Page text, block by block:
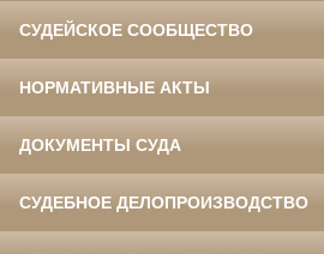
СУДЕЙСКОЕ СООБЩЕСТВО
НОРМАТИВНЫЕ АКТЫ
ДОКУМЕНТЫ СУДА
СУДЕБНОЕ ДЕЛОПРОИЗВОДСТВО